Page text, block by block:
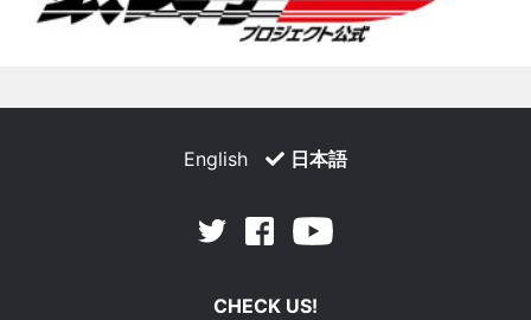
English 日本語
Twitter Facebook
CHECK US!